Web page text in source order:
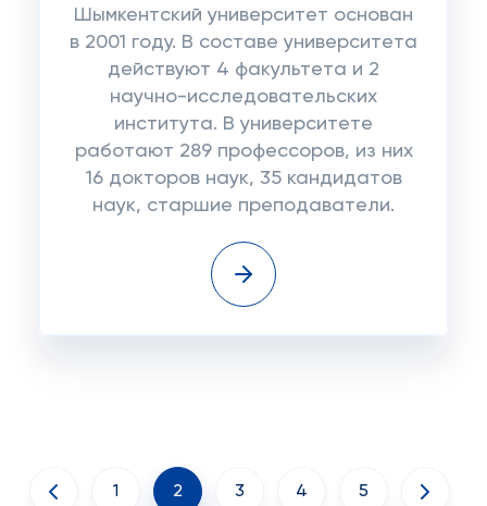
Шымкентский университет основан
в 2001 году. В составе университета
действуют 4 факультета и 2
научно-исследовательских
института. В университете
работают 289 профессоров, из них
16 докторов наук, 35 кандидатов
наук, старшие преподаватели.
1 2 3 4 5